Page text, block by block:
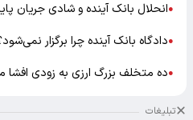
●انحلال بانک آینده و شادی جریان
●دادگاه بانک آینده چرا برگزار
●ده متخلف بزرگ ارزی به زودی افشا
تبلیغات